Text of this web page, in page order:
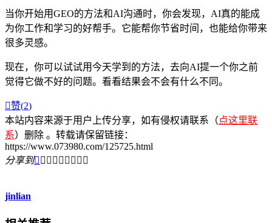
当你开始用GEO的方法和AI沟通时，你会发现，AI真的能成
为你工作和学习的好帮手。它能帮你节省时间，也能给你带来
很多灵感。
现在，你可以试试用今天学到的方法，去向AI提一个你之前
觉得它做不好的问题。看看结果会不会有什么不同。
赞(2)
本站内容来源于用户上传分享，如有侵权请联系（点这里联
系）删除 。转载请保留链接：
https://www.073980.com/125725.html
分享到        
jinlian